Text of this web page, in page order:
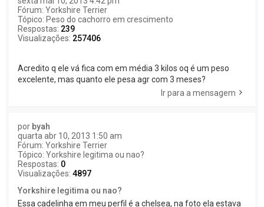
Fórum: Yorkshire Terrier
Tópico: Peso do cachorro em crescimento
Respostas: 239
Visualizações: 257406
Acredito q ele vá fica com em média 3 kilos oq é um peso
excelente, mas quanto ele pesa agr com 3 meses?
Ir para a mensagem
por byah
quarta abr 10, 2013 1:50 am
Fórum: Yorkshire Terrier
Tópico: Yorkshire legitima ou nao?
Respostas: 0
Visualizações: 4897
Yorkshire legitima ou nao?
Essa cadelinha em meu perfil é a chelsea, na foto ela estava